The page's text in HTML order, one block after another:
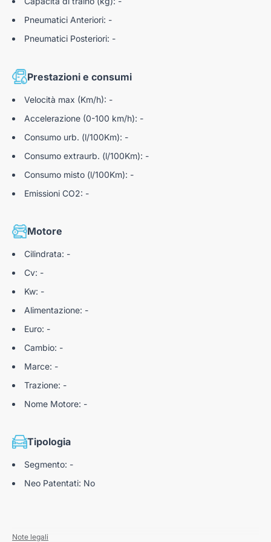
Dalle 09:00–12:30 alle 14:30–19:00
Nota bene: Autoteam9 S.r.l. declina ogni responsabilità per
eventuali involontarie incongruenze, che non rappresentano in
Pneumatici Anteriori: -
Pneumatici Posteriori: -
Prestazioni e consumi
Velocità max (Km/h): -
Accelerazione (0-100 km/h): -
Consumo urb. (l/100Km): -
Consumo extraurb. (l/100Km): -
Consumo misto (l/100Km): -
Emissioni CO2: -
Motore
Cilindrata: -
Cv: -
Kw: -
Alimentazione: -
Euro: -
Cambio: -
Marce: -
Trazione: -
Nome Motore: -
Tipologia
Segmento: -
Neo Patentati: No
Note legali